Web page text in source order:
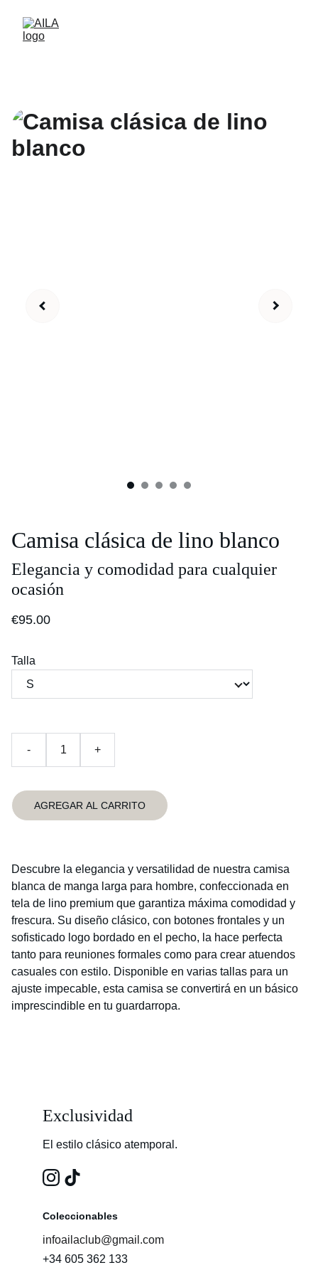
Camisa clásica de lino blanco
Elegancia y comodidad para cualquier
ocasión
€95.00
Talla
- +
AGREGAR AL CARRITO
Descubre la elegancia y versatilidad de nuestra camisa
blanca de manga larga para hombre, confeccionada en
tela de lino premium que garantiza máxima comodidad y
frescura. Su diseño clásico, con botones frontales y un
sofisticado logo bordado en el pecho, la hace perfecta
tanto para reuniones formales como para crear atuendos
casuales con estilo. Disponible en varias tallas para un
ajuste impecable, esta camisa se convertirá en un básico
imprescindible en tu guardarropa.
Exclusividad
El estilo clásico atemporal.
Coleccionables
infoailaclub@gmail.com
+34 605 362 133